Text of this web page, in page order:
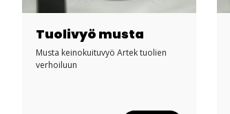
Tuolivyö musta
Musta keinokuituvyö Artek tuolien
verhoiluun